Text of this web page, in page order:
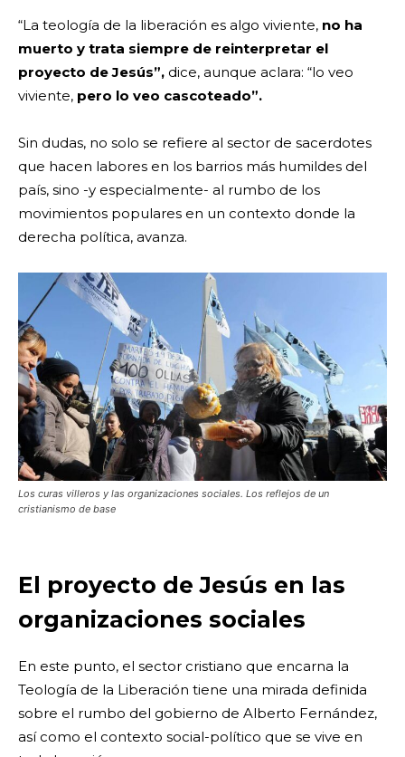
“La teología de la liberación es algo viviente, no ha
muerto y trata siempre de reinterpretar el
proyecto de Jesús”, dice, aunque aclara: “lo veo
viviente, pero lo veo cascoteado”.
Sin dudas, no solo se refiere al sector de sacerdotes
que hacen labores en los barrios más humildes del
país, sino -y especialmente- al rumbo de los
movimientos populares en un contexto donde la
derecha política, avanza.
Los curas villeros y las organizaciones sociales. Los reflejos de un
cristianismo de base
El proyecto de Jesús en las
organizaciones sociales
En este punto, el sector cristiano que encarna la
Teología de la Liberación tiene una mirada definida
sobre el rumbo del gobierno de Alberto Fernández,
así como el contexto social-político que se vive en